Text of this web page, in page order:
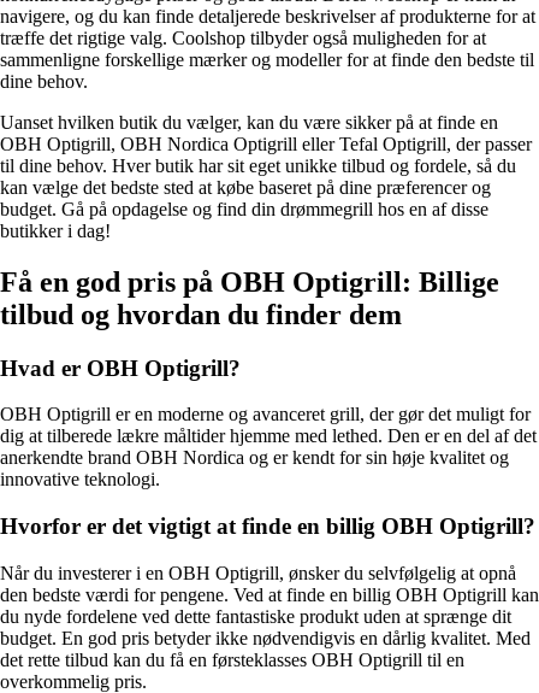
navigere, og du kan finde detaljerede beskrivelser af produkterne for at
træffe det rigtige valg. Coolshop tilbyder også muligheden for at
sammenligne forskellige mærker og modeller for at finde den bedste til
dine behov.
Uanset hvilken butik du vælger, kan du være sikker på at finde en
OBH Optigrill, OBH Nordica Optigrill eller Tefal Optigrill, der passer
til dine behov. Hver butik har sit eget unikke tilbud og fordele, så du
kan vælge det bedste sted at købe baseret på dine præferencer og
budget. Gå på opdagelse og find din drømmegrill hos en af disse
butikker i dag!
Få en god pris på OBH Optigrill: Billige
tilbud og hvordan du finder dem
Hvad er OBH Optigrill?
OBH Optigrill er en moderne og avanceret grill, der gør det muligt for
dig at tilberede lækre måltider hjemme med lethed. Den er en del af det
anerkendte brand OBH Nordica og er kendt for sin høje kvalitet og
innovative teknologi.
Hvorfor er det vigtigt at finde en billig OBH Optigrill?
Når du investerer i en OBH Optigrill, ønsker du selvfølgelig at opnå
den bedste værdi for pengene. Ved at finde en billig OBH Optigrill kan
du nyde fordelene ved dette fantastiske produkt uden at sprænge dit
budget. En god pris betyder ikke nødvendigvis en dårlig kvalitet. Med
det rette tilbud kan du få en førsteklasses OBH Optigrill til en
overkommelig pris.